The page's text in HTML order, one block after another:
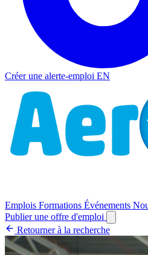
Créer une alerte-emploi EN
Emplois Formations Événements
Publier une offre d'emploi
Retourner à la recherche